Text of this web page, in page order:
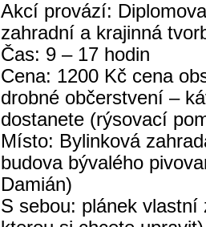
Akcí provází:
zahradní a krajinná
Čas: 9 – 17 hodin
Cena: 1200 Kč cena
drobné občerstvení –
dostanete (rýsovací
Místo: Bylinková
budova bývalého
Damián)
S sebou: plánek